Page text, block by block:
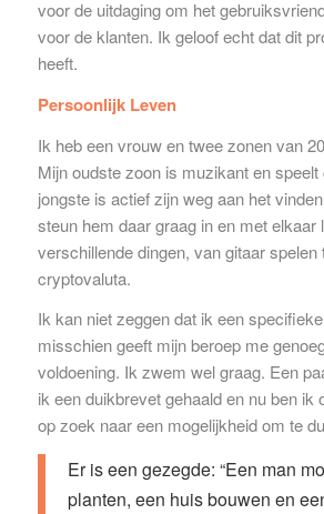
voor de uitdaging om het
voor de klanten. Ik geloof echt dat dit
heeft.
Persoonlijk Leven
Ik heb een vrouw en twee zonen van
Mijn oudste zoon is muzikant en
jongste is actief zijn weg aan het
steun hem daar graag in en met elkaar
verschillende dingen, van gitaar spelen
cryptovaluta.
Ik kan niet zeggen dat ik een
misschien geeft mijn beroep me
voldoening. Ik zwem wel graag. Een
ik een duikbrevet gehaald en nu ben ik
op zoek naar een mogelijkheid om te
Er is een gezegde: “Een man
planten, een huis bouwen en